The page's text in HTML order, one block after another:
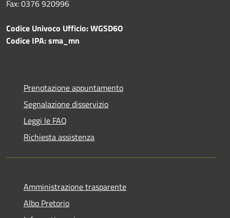
Fax: 0376 920996
Codice Univoco Ufficio: WGSD6O
Codice IPA: sma_mn
Prenotazione appuntamento
Segnalazione disservizio
Leggi le FAQ
Richiesta assistenza
Amministrazione trasparente
Albo Pretorio